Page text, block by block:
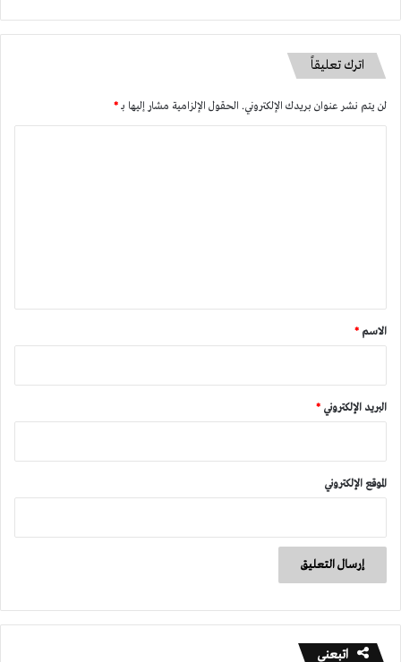
اترك تعليقاً
لن يتم نشر عنوان بريدك الإلكتروني. الحقول الإلزامية مشار إليها بـ*
*
الاسم *
البريد الإلكتروني *
الموقع الإلكتروني
اتبعني